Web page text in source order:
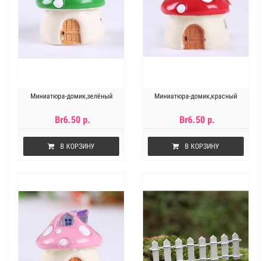
Миниатюра-домик,зелёный
Br6.50 р.
В КОРЗИНУ
Миниатюра-домик,красный
Br6.50 р.
В КОРЗИНУ